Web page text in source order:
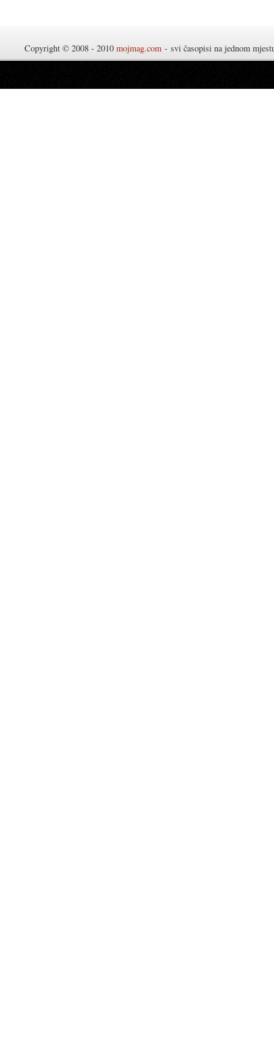
Copyright © 2008 - 2010 mojmag.com - svi časopisi na jednom